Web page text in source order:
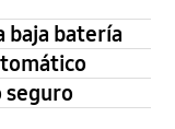
baja batería
seguro